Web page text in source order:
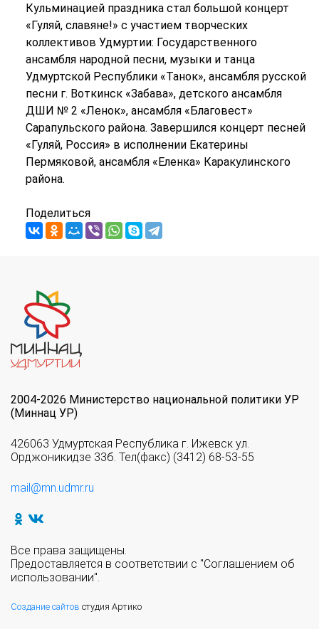
Кульминацией праздника стал большой концерт
«Гуляй, славяне!» с участием творческих
коллективов Удмуртии: Государственного
ансамбля народной песни, музыки и танца
Удмуртской Республики «Танок», ансамбля русской
песни г. Воткинск «Забава», детского ансамбля
ДШИ № 2 «Ленок», ансамбля «Благовест»
Сарапульского района. Завершился концерт песней
«Гуляй, Россия» в исполнении Екатерины
Пермяковой, ансамбля «Еленка» Каракулинского
района.
Поделиться
2004-2026 Министерство национальной политики УР
(Миннац УР)
426063 Удмуртская Республика г. Ижевск ул.
Орджоникидзе 33б. Тел(факс) (3412) 68-53-55
mail@mn.udmr.ru
Все права защищены.
Предоставляется в соответствии с "Соглашением об
использовании".
Создание сайтов студия Артико